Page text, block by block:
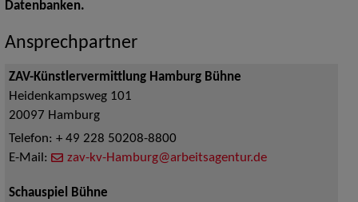
Datenbanken.
Ansprechpartner
ZAV-Künstlervermittlung Hamburg Bühne
Heidenkampsweg 101
20097 Hamburg
Telefon: + 49 228 50208-8800
E-Mail:
zav-kv-Hamburg@arbeitsagentur.de
Schauspiel Bühne